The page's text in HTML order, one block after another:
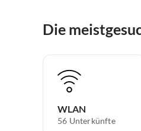
Die
WLAN
56 Unterkünfte